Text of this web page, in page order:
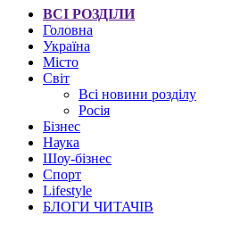
ВСІ РОЗДІЛИ
Головна
Україна
Місто
Світ
Всі новини розділу
Росія
Бізнес
Наука
Шоу-бізнес
Спорт
Lifestyle
БЛОГИ ЧИТАЧІВ